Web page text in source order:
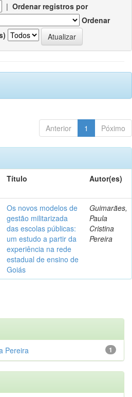
| Ordenar registros por
Ordenar
Anterior 1 Póximo
Título Autor(es)
Os novos modelos de
gestão militarizada
das escolas públicas:
um estudo a partir da
experiência na rede
estadual de ensino de
Goiás
Guimarães,
Paula
Cristina
Pereira
1
Pereira